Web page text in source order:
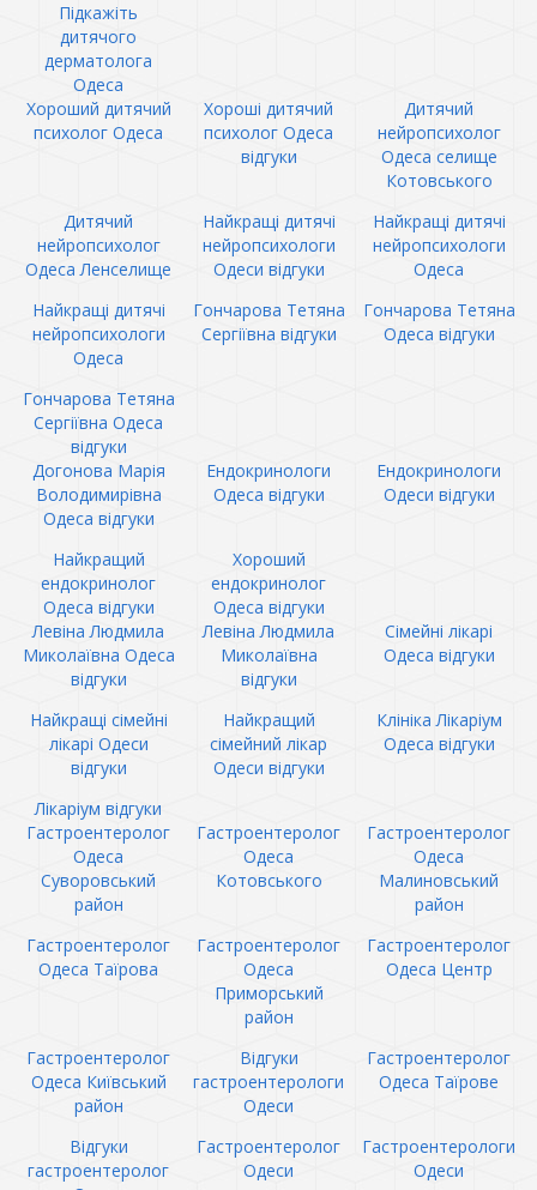
Підкажіть
дитячого
дерматолога
Одеса
Хороший дитячий
психолог Одеса
Хороші дитячий
психолог Одеса
відгуки
Дитячий
нейропсихолог
Одеса селище
Котовського
Дитячий
нейропсихолог
Одеса Ленселище
Найкращі дитячі
нейропсихологи
Одеси відгуки
Найкращі дитячі
нейропсихологи
Одеса
Найкращі дитячі
нейропсихологи
Одеса
Гончарова Тетяна
Сергіївна відгуки
Гончарова Тетяна
Одеса відгуки
Гончарова Тетяна
Сергіївна Одеса
відгуки
Догонова Марія
Володимирівна
Одеса відгуки
Ендокринологи
Одеса відгуки
Ендокринологи
Одеси відгуки
Найкращий
ендокринолог
Одеса відгуки
Хороший
ендокринолог
Одеса відгуки
Левіна Людмила
Миколаївна Одеса
відгуки
Левіна Людмила
Миколаївна
відгуки
Сімейні лікарі
Одеса відгуки
Найкращі сімейні
лікарі Одеси
відгуки
Найкращий
сімейний лікар
Одеси відгуки
Клініка Лікаріум
Одеса відгуки
Лікаріум відгуки
Гастроентеролог
Одеса
Суворовський
район
Гастроентеролог
Одеса
Котовського
Гастроентеролог
Одеса
Малиновський
район
Гастроентеролог
Одеса Таїрова
Гастроентеролог
Одеса
Приморський
район
Гастроентеролог
Одеса Центр
Гастроентеролог
Одеса Київський
район
Відгуки
гастроентерологи
Одеси
Гастроентеролог
Одеса Таїрове
Відгуки
гастроентеролог
Гастроентеролог
Одеси
Гастроентерологи
Одеси